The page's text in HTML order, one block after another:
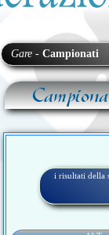
Gare - Campionati
i risultati della